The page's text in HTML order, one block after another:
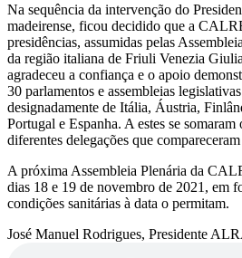
Na sequência da intervenção do
madeirense, ficou decidido que a
presidências, assumidas pelas
da região italiana de Friuli Venezia
agradeceu a confiança e o apoio
30 parlamentos e assembleias
designadamente de Itália, Áustria,
Portugal e Espanha. A estes se somaram
diferentes delegações que
A próxima Assembleia Plenária da
dias 18 e 19 de novembro de 2021, em
condições sanitárias à data o permitam.
José Manuel Rodrigues, Presidente